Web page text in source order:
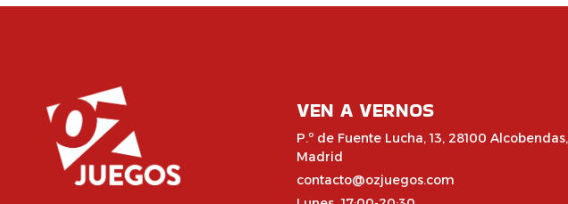
VEN A VERNOS
P.º de Fuente Lucha, 13, 28100 Alcobendas,
Madrid
contacto@ozjuegos.com